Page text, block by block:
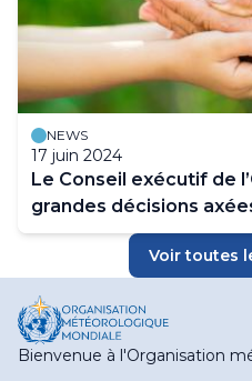
NEWS
17 juin 2024
Le Conseil exécutif de
grandes décisions
Voir toutes
Bienvenue à l'Organisation